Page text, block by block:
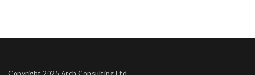
Copyright 2025 Arch Consulting Ltd.